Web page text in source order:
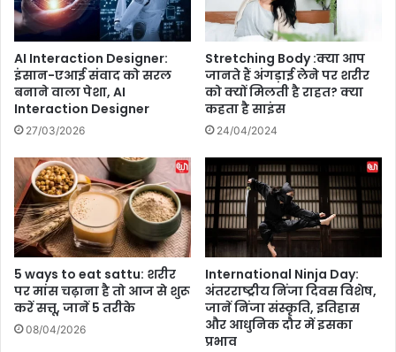
AI Interaction Designer:
इंसान-एआई संवाद को सरल
बनाने वाला पेशा, AI
Interaction Designer
27/03/2026
Stretching Body :क्या आप
जानते हैं अंगड़ाई लेने पर शरीर
को क्यों मिलती है राहत? क्‍या
कहता है साइंस
24/04/2024
5 ways to eat sattu: शरीर
पर मांस चढ़ाना है तो आज से शुरू
करें सत्तू, जानें 5 तरीके
08/04/2026
International Ninja Day:
अंतरराष्ट्रीय निंजा दिवस विशेष,
जानें निंजा संस्कृति, इतिहास
और आधुनिक दौर में इसका
प्रभाव